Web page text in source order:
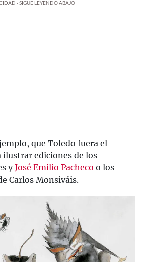
- SIGUE LEYENDO ABAJO
que Toledo fuera el
ediciones de los
yJosé Emilio Pacheco o los
Carlos Monsiváis.